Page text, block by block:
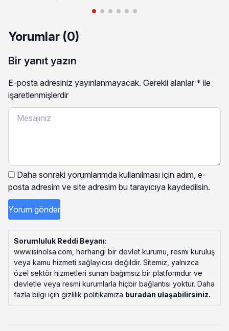
Yorumlar (0)
Bir yanıt yazın
E-posta adresiniz yayınlanmayacak. Gerekli alanlar * ile
işaretlenmişlerdir
Daha sonraki yorumlarımda kullanılması için adım, e-
posta adresim ve site adresim bu tarayıcıya kaydedilsin.
Sorumluluk Reddi Beyanı:
www.isinolsa.com, herhangi bir devlet kurumu, resmi kuruluş
veya kamu hizmeti sağlayıcısı değildir. Sitemiz, yalnızca
özel sektör hizmetleri sunan bağımsız bir platformdur ve
devletle veya resmi kurumlarla hiçbir bağlantısı yoktur. Daha
fazla bilgi için gizlilik politikamıza buradan ulaşabilirsiniz.